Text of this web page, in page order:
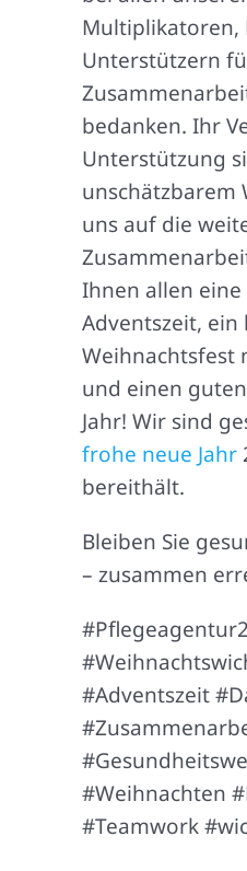
Multiplikatoren,
Unterstützern
bedanken. Ihr
Unterstützung
unschätzbarem
uns auf die
Ihnen allen
Adventszeit, ein
Weihnachtsfest
und einen
Jahr! Wir sind
frohe neue Jahr
bereithält.
Bleiben Sie
– zusammen
#Adventszeit
#Weihnachten
#Teamwork